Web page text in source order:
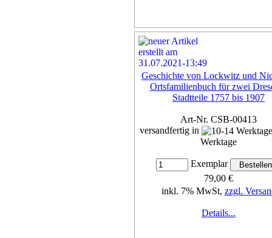
Geschichte von Lockwitz und
Ortsfamilienbuch für zwei
Stadtteile 1757 bis 1907
Art-Nr. CSB-00413
versandfertig in
Werktage
Exemplar
79,00 €
inkl. 7% MwSt, zzgl.
Details...